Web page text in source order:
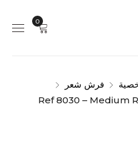
0
فرش شعر
Ref 8030 – Medium